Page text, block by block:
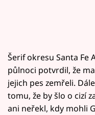
Šerif okresu Santa Fe
půlnoci potvrdil, že
jejich pes zemřeli.
tomu, že by šlo o cizí
ani neřekl, kdy mohli